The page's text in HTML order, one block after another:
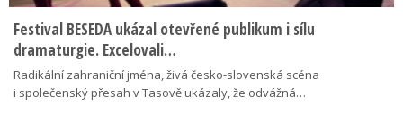
Festival BESEDA ukázal otevřené publikum i sílu
dramaturgie. Excelovali…
Radikální zahraniční jména, živá česko-slovenská scéna
i společenský přesah v Tasově ukázaly, že odvážná…